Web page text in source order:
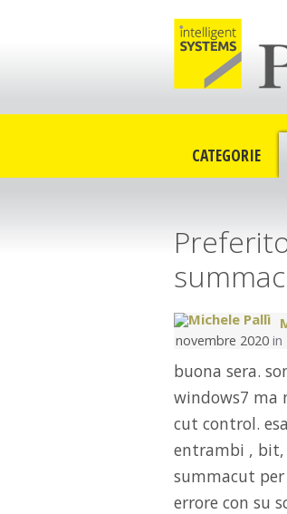
CATEGORIE
novembre 2020 in
buona sera.
windows7 ma
cut control.
entrambi , bit,
summacut
errore con su